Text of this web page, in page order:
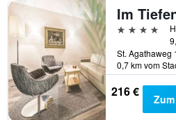
4 Sterne
0,7 km vom
216 €